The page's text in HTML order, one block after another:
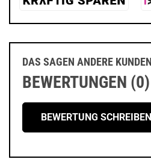
DAS SAGEN ANDERE KUNDEN
BEWERTUNGEN (0)
BEWERTUNG SCHREIBEN